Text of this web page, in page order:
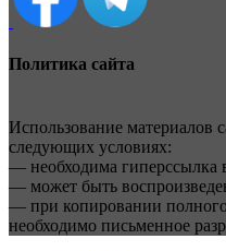
Политика сайта
Использование материалов
следующих условиях:
— необходима гиперссылка
— может быть
— при копировании полного
необходимо письменное